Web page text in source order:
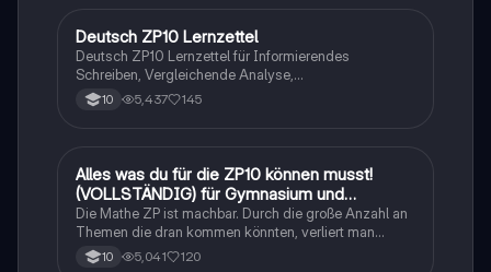
Deutsch
Deutsch ZP10 Lernzettel
Deutsch ZP10 Lernzettel für Informierendes
Schreiben, Vergleichende Analyse,
Sachtexte/Roman/Gedicht..
10 5,437 145
Mathe
Alles was du für die ZP10 können musst!
(VOLLSTÄNDIG) für Gymnasium und
Realschule
Die Mathe ZP ist machbar. Durch die große Anzahl an
Themen die dran kommen könnten, verliert man
schnell den Überblick. Also habe ich von den kleinsten
10 5,041 120